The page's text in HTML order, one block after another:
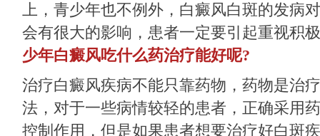
上，青少年也不例外，白癜风白斑的发病
会有很大的影响，患者一定要引起重视积
少年白癜风吃什么药治疗能好呢?
治疗白癜风疾病不能只靠药物，药物是治
法，对于一些病情较轻的患者，正确采用
控制作用，但是如果患者想要治疗好白斑